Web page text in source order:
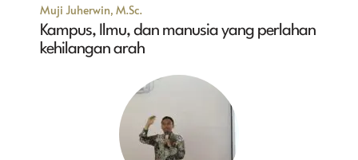
Muji Juherwin, M.Sc.
Kampus, Ilmu, dan manusia yang perlahan
kehilangan arah